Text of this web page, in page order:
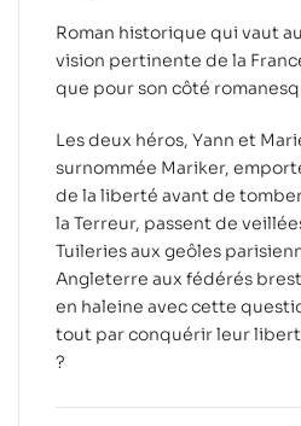
Roman historique qui vaut
vision pertinente de la
que pour son côté
Les deux héros, Yann et
surnommée Mariker,
de la liberté avant de
la Terreur, passent de
Tuileries aux geôles
Angleterre aux fédérés
en haleine avec cette
tout par conquérir leur
?